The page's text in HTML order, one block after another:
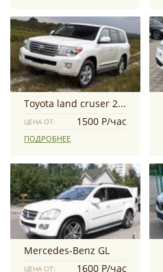
Toyota land cruser 200
ЦЕНА ОТ: 1500 Р/час
ПОДРОБНЕЕ
Mercedes-Benz GL
ЦЕНА ОТ: 1600 Р/час